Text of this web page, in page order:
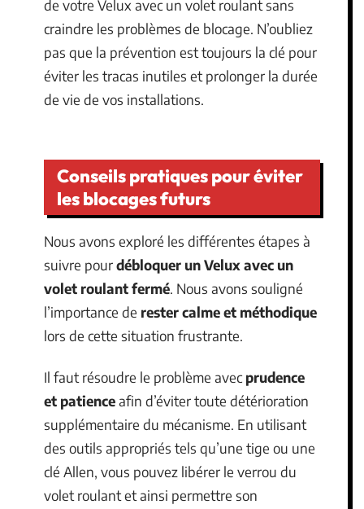
de votre Velux avec un volet roulant sans
craindre les problèmes de blocage. N’oubliez
pas que la prévention est toujours la clé pour
éviter les tracas inutiles et prolonger la durée
de vie de vos installations.
Conseils pratiques pour éviter
les blocages futurs
Nous avons exploré les différentes étapes à
suivre pourdébloquer un Velux avec un
volet roulant fermé. Nous avons souligné
l’importance de rester calme et méthodique
lors de cette situation frustrante.
Il faut résoudre le problème avecprudence
et patienceafin d’éviter toute détérioration
supplémentaire du mécanisme. En utilisant
des outils appropriés tels qu’une tige ou une
clé Allen, vous pouvez libérer le verrou du
volet roulant et ainsi permettre son